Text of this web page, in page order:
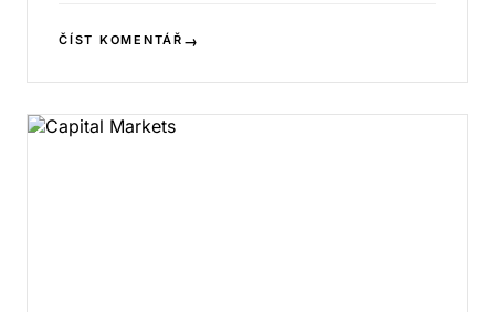
ČÍST KOMENTÁŘ →